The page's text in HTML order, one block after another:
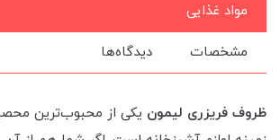
مواد غذایی
مشخصات دیدگاه‌ها
ظروف فریزری لیمون یکی از محبوب‌ترین